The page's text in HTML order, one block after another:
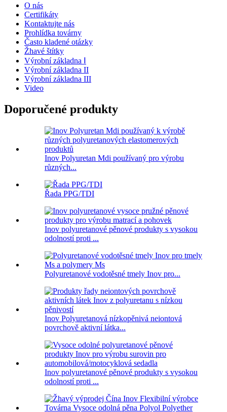
O nás
Certifikáty
Kontaktujte nás
Prohlídka továrny
Často kladené otázky
Žhavé štítky
Výrobní základna Ⅰ
Výrobní základna II
Výrobní základna III
Video
Doporučené produkty
Inov Polyuretan Mdi používaný pro výrobu
různých...
Řada PPG/TDI
Inov polyuretanové pěnové produkty s vysokou
odolností proti ...
Polyuretanové vodotěsné tmely Inov pro...
Inov Polyuretanová nízkopěnivá neiontová
povrchově aktivní látka...
Inov polyuretanové pěnové produkty s vysokou
odolností proti ...